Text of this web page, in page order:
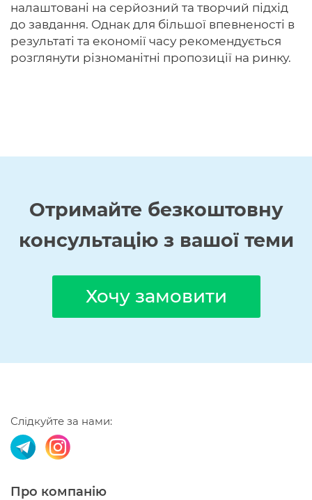
налаштовані на серйозний та творчий підхід
до завдання. Однак для більшої впевненості в
результаті та економії часу рекомендується
розглянути різноманітні пропозиції на ринку.
Отримайте безкоштовну
консультацію з вашої теми
Хочу замовити
Слідкуйте за нами:
Про компанію